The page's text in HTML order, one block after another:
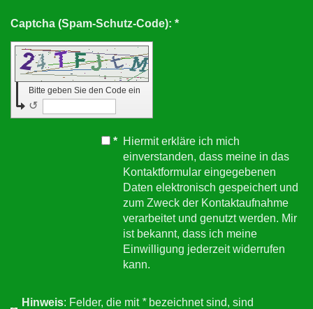
Captcha (Spam-Schutz-Code): *
Bitte geben Sie den Code ein
↺
*
Hiermit erkläre ich mich
einverstanden, dass meine in das
Kontaktformular eingegebenen
Daten elektronisch gespeichert und
zum Zweck der Kontaktaufnahme
verarbeitet und genutzt werden. Mir
ist bekannt, dass ich meine
Einwilligung jederzeit widerrufen
kann.
Hinweis : Felder, die mit *bezeichnet sind, sind